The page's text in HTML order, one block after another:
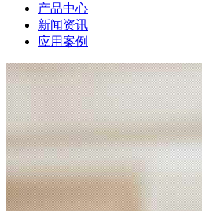
产品中心
新闻资讯
应用案例